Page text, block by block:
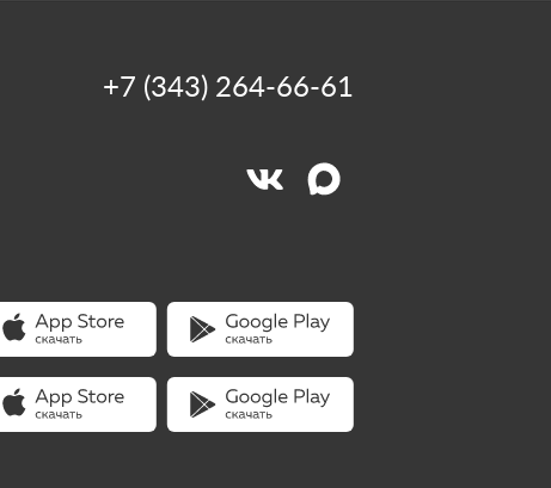
+7 (343) 264-66-61